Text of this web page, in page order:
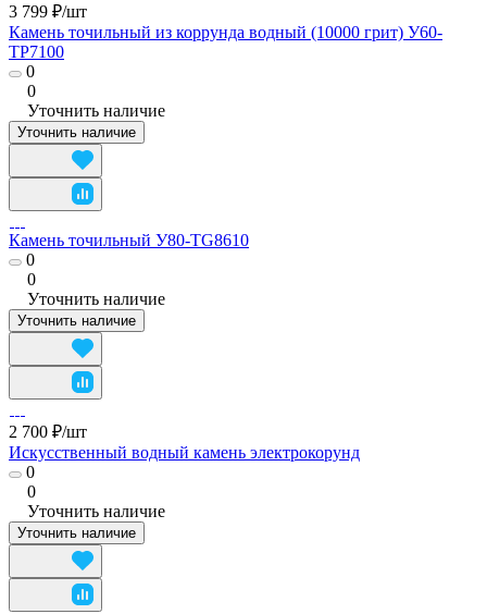
3 799 ₽/шт
Камень точильный из коррунда водный (10000 грит) У60-
TP7100
0
0
Уточнить наличие
Уточнить наличие
Камень точильный У80-TG8610
0
0
Уточнить наличие
Уточнить наличие
2 700 ₽/шт
Искусственный водный камень электрокорунд
0
0
Уточнить наличие
Уточнить наличие